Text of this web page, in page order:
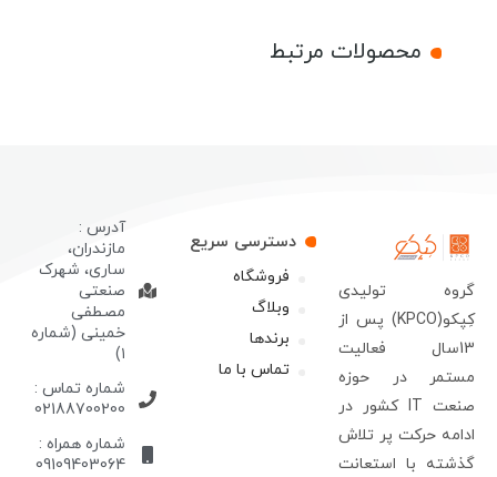
محصولات مرتبط
تولیدی
کِپکو(KPCO) پس از
13سال فعالیت
در حوزه
صنعت IT کشور در
حرکت پر تلاش
با استعانت
دسترسی سریع
فروشگاه
وبلاگ
برندها
تماس با ما
آدرس :
مازندران،
ساری، شهرک
صنعتی
مصطفی
خمینی (شماره
شماره تماس :
02188700200
شماره همراه :
09109403064